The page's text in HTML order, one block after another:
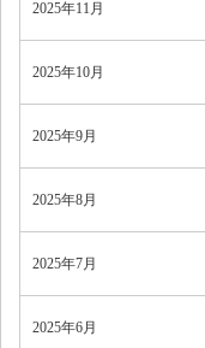
2025年11月
2025年10月
2025年9月
2025年8月
2025年7月
2025年6月